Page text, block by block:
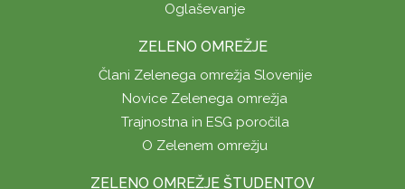
Oglaševanje
ZELENO OMREŽJE
Člani Zelenega omrežja Slovenije
Novice Zelenega omrežja
Trajnostna in ESG poročila
O Zelenem omrežju
ZELENO OMREŽJE ŠTUDENTOV